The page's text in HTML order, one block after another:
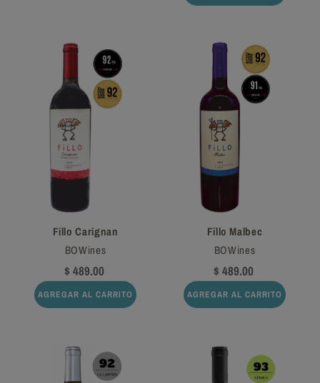
Fillo Carignan
BOWines
$ 489.00
AGREGAR AL CARRITO
Fillo Malbec
BOWines
$ 489.00
AGREGAR AL CARRITO